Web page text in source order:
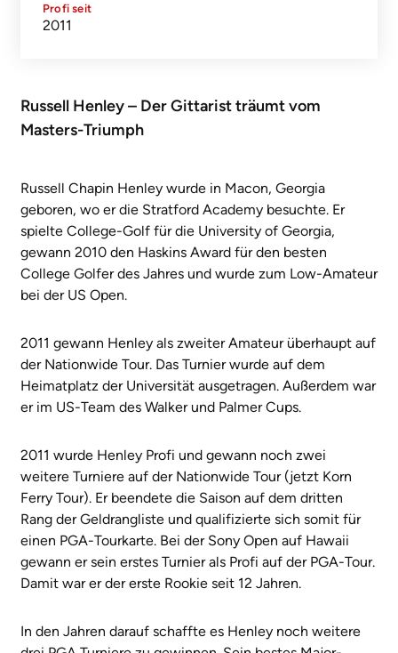
Profi seit
2011
Russell Henley – Der Gittarist träumt vom
Masters-Triumph
Russell Chapin Henley wurde in Macon, Georgia
geboren, wo er die Stratford Academy besuchte. Er
spielte College-Golf für die University of Georgia,
gewann 2010 den Haskins Award für den besten
College Golfer des Jahres und wurde zum Low-Amateur
bei der US Open.
2011 gewann Henley als zweiter Amateur überhaupt auf
der Nationwide Tour. Das Turnier wurde auf dem
Heimatplatz der Universität ausgetragen. Außerdem war
er im US-Team des Walker und Palmer Cups.
2011 wurde Henley Profi und gewann noch zwei
weitere Turniere auf der Nationwide Tour (jetzt Korn
Ferry Tour). Er beendete die Saison auf dem dritten
Rang der Geldrangliste und qualifizierte sich somit für
einen PGA-Tourkarte. Bei der Sony Open auf Hawaii
gewann er sein erstes Turnier als Profi auf der PGA-Tour.
Damit war er der erste Rookie seit 12 Jahren.
In den Jahren darauf schaffte es Henley noch weitere